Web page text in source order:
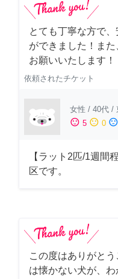
とても丁寧な方で
ができました！ま
お願いいたします！
依頼されたチケット
女性 / 40代 /
sentiment_satisfied 5 sentiment_neutral 0 sentiment_dissatisfied
【ラット2匹/1週間
区です。
この度はありがと
は懐かない犬が、